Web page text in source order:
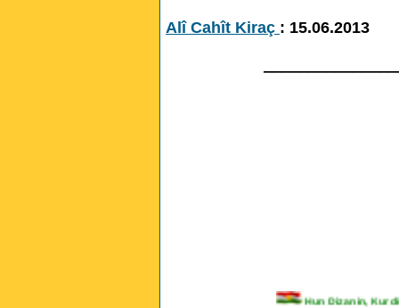
Alî Cahît Kiraç : 15.06.2013
Hun Dizanin,